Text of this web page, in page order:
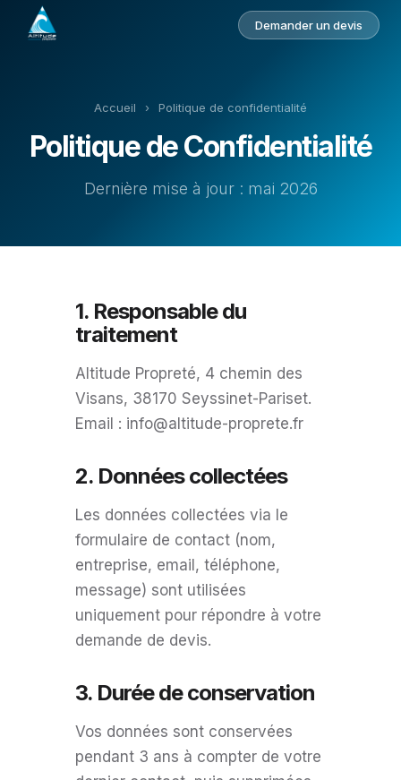
Demander un devis
Accueil › Politique de confidentialité
Politique de Confidentialité
Dernière mise à jour : mai 2026
1. Responsable du
traitement
Altitude Propreté, 4 chemin des
Visans, 38170 Seyssinet-Pariset.
Email : info@altitude-proprete.fr
2. Données collectées
Les données collectées via le
formulaire de contact (nom,
entreprise, email, téléphone,
message) sont utilisées
uniquement pour répondre à votre
demande de devis.
3. Durée de conservation
Vos données sont conservées
pendant 3 ans à compter de votre